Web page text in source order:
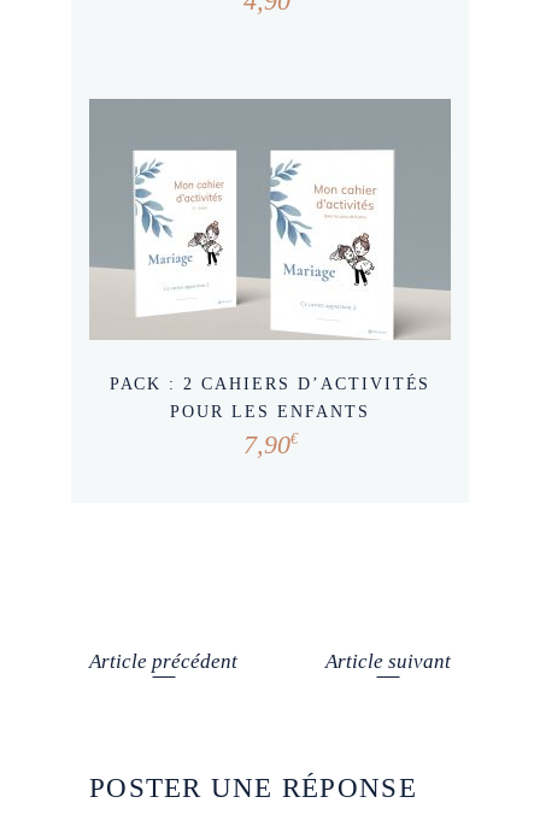
PACK : 2 CAHIERS D’ACTIVITÉS
POUR LES ENFANTS
7,90€
Article précédent Article suivant
POSTER UNE RÉPONSE